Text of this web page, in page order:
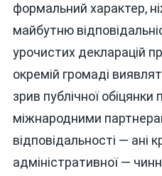
формальний характер,
майбутню
урочистих декларацій
окремій громаді
зрив публічної
міжнародними
відповідальності — ані
адміністративної —